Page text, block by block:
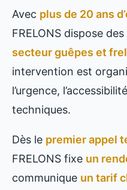
Avec plus de 20 ans
FRELONS dispose des
secteur guêpes et
intervention est
l’urgence,
techniques.
Dès le premier appel
FRELONS fixe un
communique un tarif